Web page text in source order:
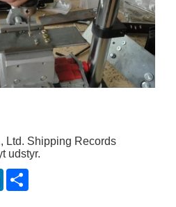
Ltd. Shipping Records
udstyr.
LinkedIn